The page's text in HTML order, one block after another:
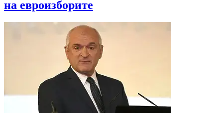
на евроизборите